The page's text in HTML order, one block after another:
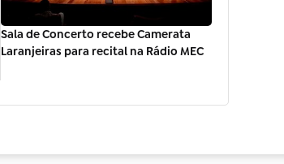
Sala de Concerto recebe Camerata
Laranjeiras para recital na Rádio MEC